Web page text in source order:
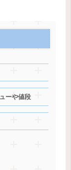
ーや値段